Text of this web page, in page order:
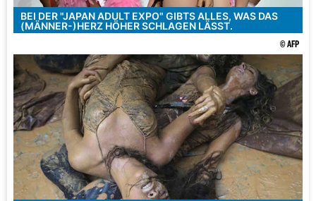
BEI DER "JAPAN ADULT EXPO" GIBTS ALLES, WAS DAS
(MÄNNER-)HERZ HÖHER SCHLAGEN LÄSST.
© AFP